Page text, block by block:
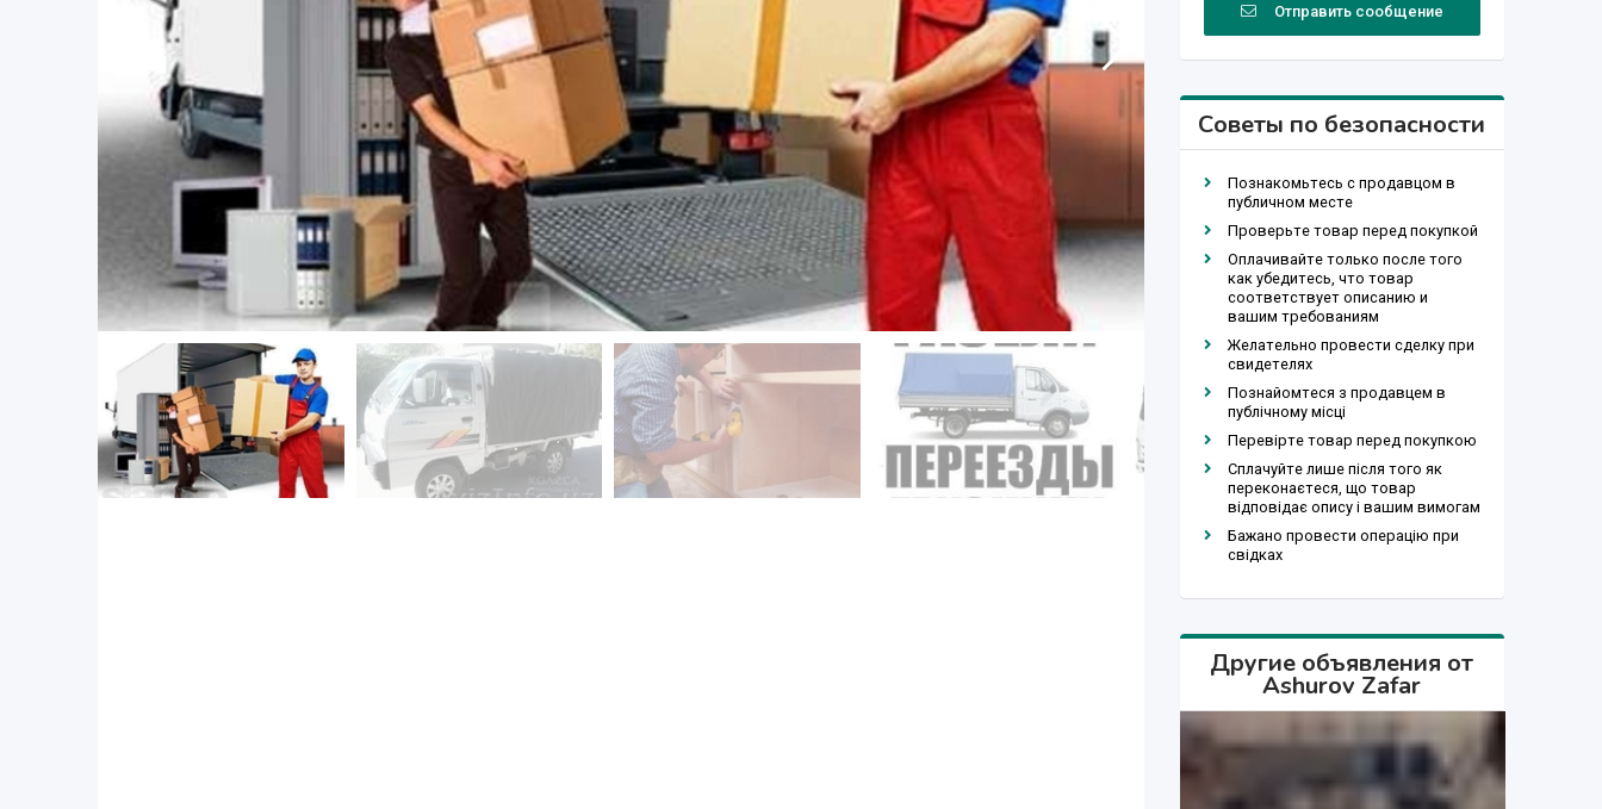
Отправить сообщение
Советы по безопасности
Познакомьтесь с продавцом в
публичном месте
Проверьте товар перед покупкой
Оплачивайте только после того
как убедитесь, что товар
соответствует описанию и
вашим требованиям
Желательно провести сделку при
свидетелях
Познайомтеся з продавцем в
публічному місці
Перевірте товар перед покупкою
Сплачуйте лише після того як
переконаєтеся, що товар
відповідає опису і вашим вимогам
Бажано провести операцію при
свідках
Другие объявления от
Ashurov Zafar